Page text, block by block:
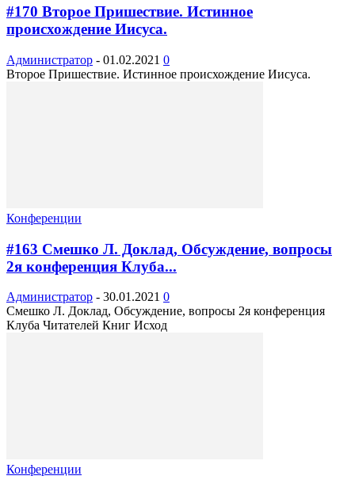
#170 Второе Пришествие. Истинное
происхождение Иисуса.
Администратор - 01.02.2021 0
Второе Пришествие. Истинное происхождение Иисуса.
Конференции
#163 Смешко Л. Доклад, Обсуждение, вопросы
2я конференция Клуба...
Администратор - 30.01.2021 0
Смешко Л. Доклад, Обсуждение, вопросы 2я конференция
Клуба Читателей Книг Исход
Конференции